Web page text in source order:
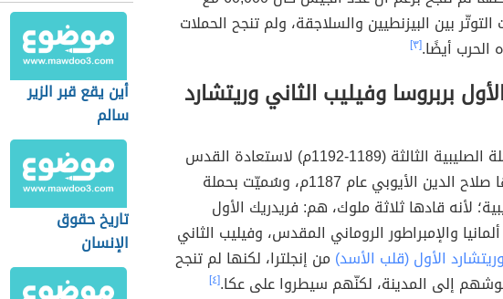
بين البيزنطيين والسلاجقة، ولم تنجح الحملات
الحرب أيضًا.[٣]
بربروسا وفيليب الثاني وريتشارد
انطلقت الحملة الصليبية الثالثة (1189-1192م) لاستعادة القدس
بعد أن فتحها صلاح الدين الأيوبي عام 1187م، وسُميّت بحملة
لأنه قادها ثلاثة ملوك، هم: فريدريك الأول
والإمبراطور الروماني المقدس، وفيليب الثاني
الأول (قلب الأسد) من إنجلترا، لكنها لم تنجح
إلى المدينة، لكنّهم سيطروا على عكا.[٤]
أين يقع قبر الزير
سالم
تاريخ حقوق
الإنسان